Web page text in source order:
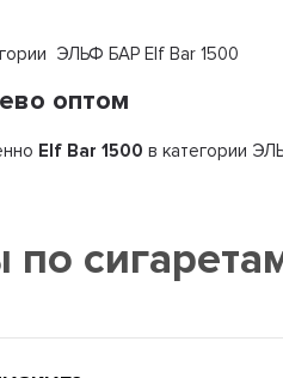
ЭЛЬФ БАР Elf Bar 1500
оптом
Elf Bar 1500 в категории
по